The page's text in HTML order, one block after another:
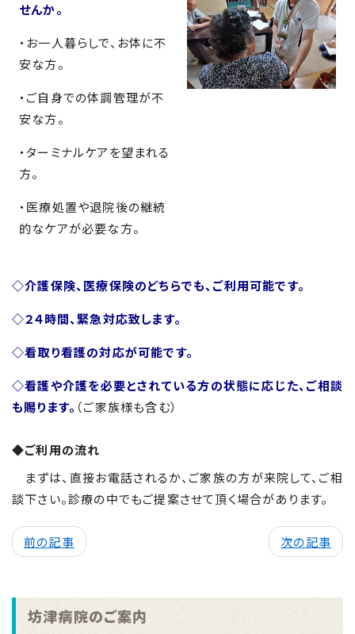
せんか。
・お一人暮らしで、お体に不
安な方。
・ご自身での体調管理が不
安な方。
・ターミナルケアを望まれる
方。
・医療処置や退院後の継続
的なケアが必要な方。
◇介護保険、医療保険のどちらでも、ご利用可能です。
◇２４時間、緊急対応致します。
◇看取り看護の対応が可能です。
◇看護や介護を必要とされている方の状態に応じた、ご相談
も賜ります。 （ご家族様も含む）
◆ご利用の流れ
まずは、直接お電話されるか、ご家族の方が来院して、ご相
談下さい。診療の中でもご提案させて頂く場合があります。
前の記事 次の記事
坊津病院のご案内